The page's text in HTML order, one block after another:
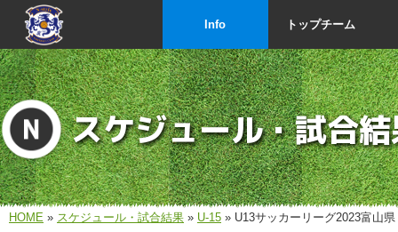
Info トップチーム
スケジュール・試合
HOME » スケジュール・試合結果 » U-15 » U13サッカーリーグ2023富山